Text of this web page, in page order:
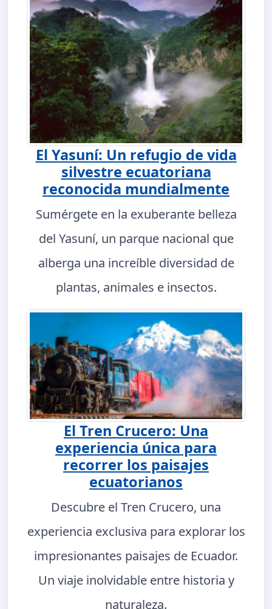
El Yasuní: Un refugio de vida
silvestre ecuatoriana
reconocida mundialmente
Sumérgete en la exuberante belleza
del Yasuní, un parque nacional que
alberga una increíble diversidad de
plantas, animales e insectos.
El Tren Crucero: Una
experiencia única para
recorrer los paisajes
ecuatorianos
Descubre el Tren Crucero, una
experiencia exclusiva para explorar los
impresionantes paisajes de Ecuador.
Un viaje inolvidable entre historia y
naturaleza.